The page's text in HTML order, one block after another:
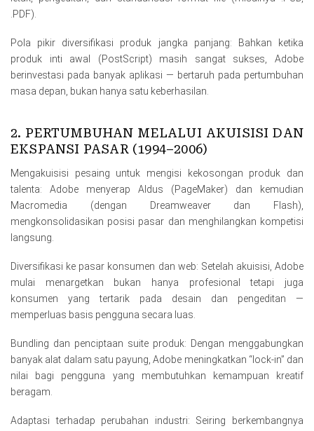
.PDF).
Pola pikir diversifikasi produk jangka panjang: Bahkan ketika
produk inti awal (PostScript) masih sangat sukses, Adobe
berinvestasi pada banyak aplikasi — bertaruh pada pertumbuhan
masa depan, bukan hanya satu keberhasilan.
2. PERTUMBUHAN MELALUI AKUISISI DAN
EKSPANSI PASAR (1994–2006)
Mengakuisisi pesaing untuk mengisi kekosongan produk dan
talenta: Adobe menyerap Aldus (PageMaker) dan kemudian
Macromedia (dengan Dreamweaver dan Flash),
mengkonsolidasikan posisi pasar dan menghilangkan kompetisi
langsung.
Diversifikasi ke pasar konsumen dan web: Setelah akuisisi, Adobe
mulai menargetkan bukan hanya profesional tetapi juga
konsumen yang tertarik pada desain dan pengeditan —
memperluas basis pengguna secara luas.
Bundling dan penciptaan suite produk: Dengan menggabungkan
banyak alat dalam satu payung, Adobe meningkatkan “lock-in” dan
nilai bagi pengguna yang membutuhkan kemampuan kreatif
beragam.
Adaptasi terhadap perubahan industri: Seiring berkembangnya